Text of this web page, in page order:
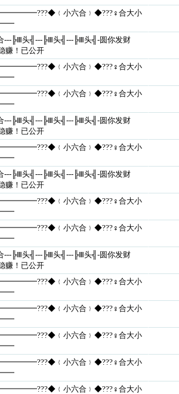
小六合﹜◆???♀合大小
---╠Ⅲ头╣---╠Ⅲ头╣---╠Ⅲ头╣-圆你发财
赚！已公开
小六合﹜◆???♀合大小
小六合﹜◆???♀合大小
---╠Ⅲ头╣---╠Ⅲ头╣---╠Ⅲ头╣-圆你发财
赚！已公开
小六合﹜◆???♀合大小
---╠Ⅲ头╣---╠Ⅲ头╣---╠Ⅲ头╣-圆你发财
赚！已公开
小六合﹜◆???♀合大小
小六合﹜◆???♀合大小
---╠Ⅲ头╣---╠Ⅲ头╣---╠Ⅲ头╣-圆你发财
赚！已公开
小六合﹜◆???♀合大小
小六合﹜◆???♀合大小
小六合﹜◆???♀合大小
小六合﹜◆???♀合大小
小六合﹜◆???♀合大小